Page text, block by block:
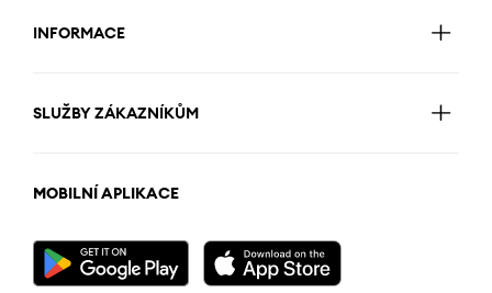
INFORMACE
SLUŽBY ZÁKAZNÍKŮM
MOBILNÍ APLIKACE